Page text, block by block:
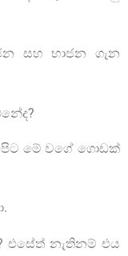
සහ භාජන ගැන
මේ වගේ ගොඩක්
එසේත් නැතිනම් එය